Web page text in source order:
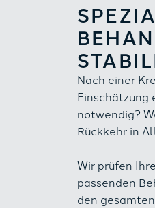
Nach einer
Einschätzung
notwendig?
Rückkehr in
Wir prüfen
passenden
den